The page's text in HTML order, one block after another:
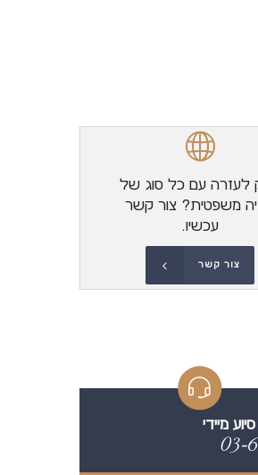
לעזרה עם כל סוג של
משפטית? צור קשר
עכשיו.
צור קשר
מיידי
03-